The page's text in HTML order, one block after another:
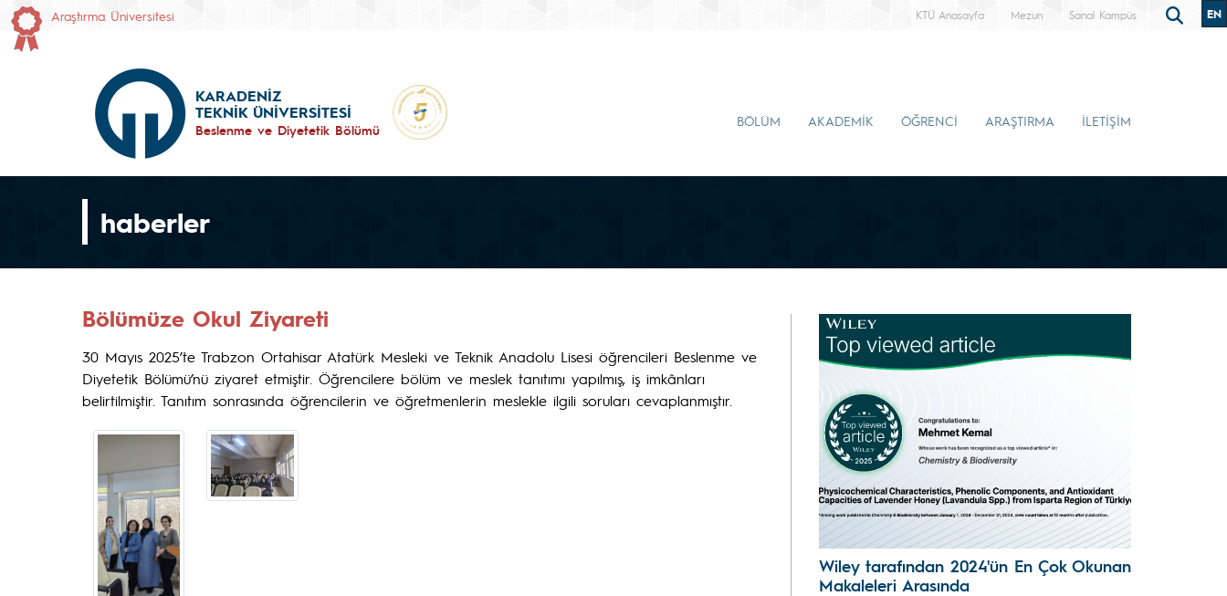
Araştırma Üniversitesi KTÜ Anasayfa Mezun Sanal Kampüs EN
KARADENİZ
TEKNİK ÜNİVERSİTESİ
Beslenme ve Diyetetik Bölümü
BÖLÜM AKADEMİK ÖĞRENCİ ARAŞTIRMA İLETİŞİM
haberler
Bölümüze Okul Ziyareti
30 Mayıs 2025’te Trabzon Ortahisar Atatürk Mesleki ve Teknik Anadolu Lisesi öğrencileri Beslenme ve
Diyetetik Bölümü’nü ziyaret etmiştir. Öğrencilere bölüm ve meslek tanıtımı yapılmış, iş imkânları
belirtilmiştir. Tanıtım sonrasında öğrencilerin ve öğretmenlerin meslekle ilgili soruları cevaplanmıştır.
Wiley tarafından 2024'ün En Çok Okunan
Makaleleri Arasında